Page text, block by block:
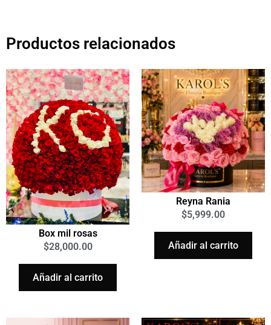
Productos relacionados
Box mil rosas
$28,000.00
Añadir al carrito
Reyna Rania
$5,999.00
Añadir al carrito